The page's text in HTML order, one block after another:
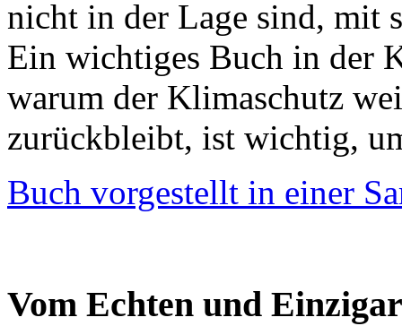
nicht in der Lage sind, mit
Ein wichtiges Buch in der
warum der Klimaschutz
zurückbleibt, ist wichtig,
Buch vorgestellt in einer
Vom Echten und